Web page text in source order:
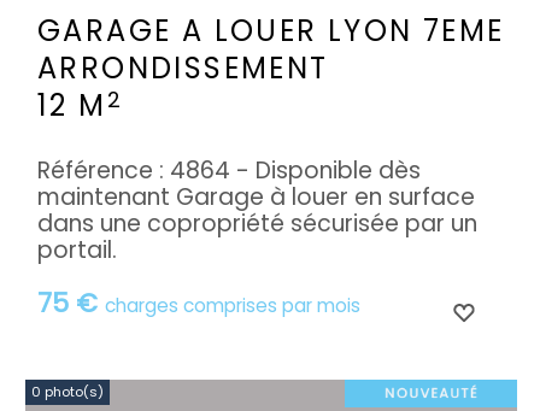
GARAGE A LOUER LYON 7EME
ARRONDISSEMENT
12 M 2
75 € charges comprises par mois
Référence : 4864 - Disponible dès
maintenant Garage à louer en surface
dans une copropriété sécurisée par un
portail.
0 photo(s)